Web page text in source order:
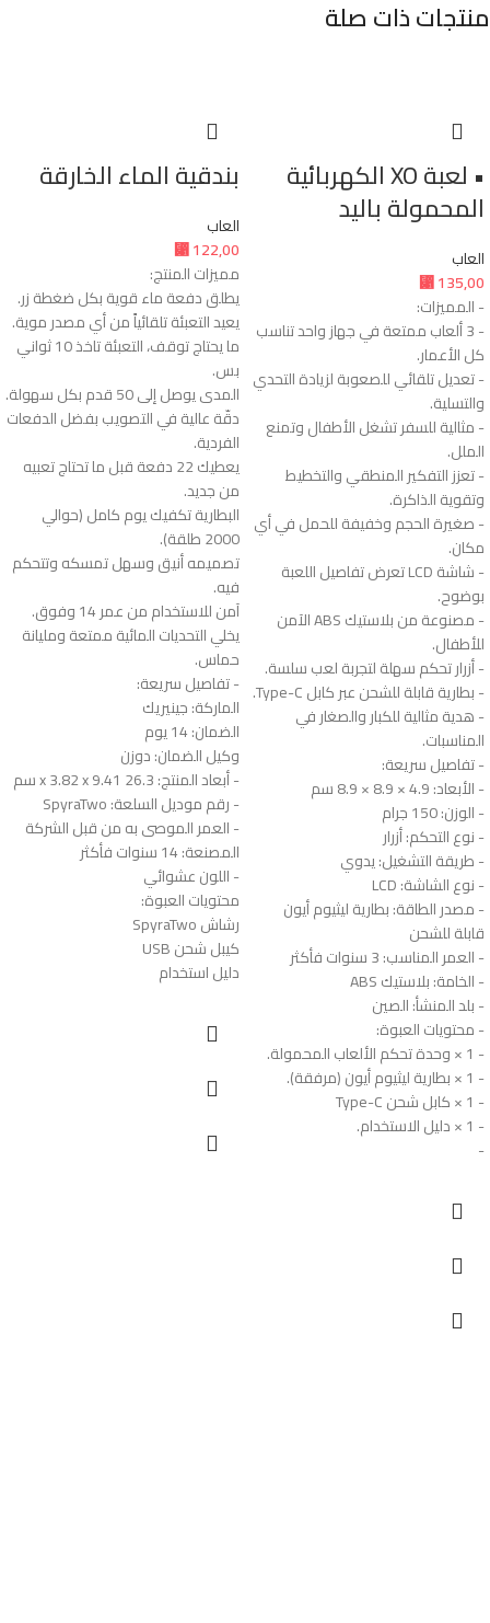
منتجات ذات صلة
• لعبة XO الكهربائية
المحمولة باليد
العاب
⃁135,00
- المميزات:
- 3 ألعاب ممتعة في جهاز واحد تناسب
كل الأعمار.
- تعديل تلقائي للصعوبة لزيادة التحدي
والتسلية.
- مثالية للسفر تشغل الأطفال وتمنع
الملل.
- تعزز التفكير المنطقي والتخطيط
وتقوية الذاكرة.
- صغيرة الحجم وخفيفة للحمل في أي
مكان.
- شاشة LCD تعرض تفاصيل اللعبة
بوضوح.
- مصنوعة من بلاستيك ABS الآمن
للأطفال.
- أزرار تحكم سهلة لتجربة لعب سلسة.
- بطارية قابلة للشحن عبر كابل Type-C.
- هدية مثالية للكبار والصغار في
المناسبات.
- تفاصيل سريعة:
- الأبعاد: ‎8.9 × 8.9 × 4.9 سم
- الوزن: 150 جرام
- نوع التحكم: أزرار
- طريقة التشغيل: يدوي
- نوع الشاشة: LCD
- مصدر الطاقة: بطارية ليثيوم أيون
قابلة للشحن
- العمر المناسب: 3 سنوات فأكثر
- الخامة: بلاستيك ABS
- بلد المنشأ: الصين
- محتويات العبوة:
- 1 × وحدة تحكم الألعاب المحمولة.
- 1 × بطارية ليثيوم أيون (مرفقة).
- 1 × كابل شحن Type-C
- 1 × دليل الاستخدام.
-
بندقية الماء الخارقة
العاب
⃁122,00
مميزات المنتج:
يطلق دفعة ماء قوية بكل ضغطة زر.
يعيد التعبئة تلقائياً من أي مصدر موية.
ما يحتاج توقف، التعبئة تاخذ 10 ثواني
بس.
المدى يوصل إلى 50 قدم بكل سهولة.
دقّة عالية في التصويب بفضل الدفعات
الفردية.
يعطيك 22 دفعة قبل ما تحتاج تعبيه
من جديد.
البطارية تكفيك يوم كامل (حوالي
2000 طلقة).
تصميمه أنيق وسهل تمسكه وتتحكم
فيه.
آمن للاستخدام من عمر 14 وفوق.
يخلي التحديات المائية ممتعة ومليانة
حماس.
- تفاصيل سريعة:
الماركة: جينيريك
الضمان: 14 يوم
وكيل الضمان: دوزن
- أبعاد المنتج: 26.3 x 3.82 x 9.41 سم
- رقم موديل السلعة: SpyraTwo
- العمر الموصى به من قبل الشركة
المصنعة: 14 سنوات فأكثر
- اللون عشوائي
محتويات العبوة:
رشاش SpyraTwo
كيبل شحن USB
دليل استخدام